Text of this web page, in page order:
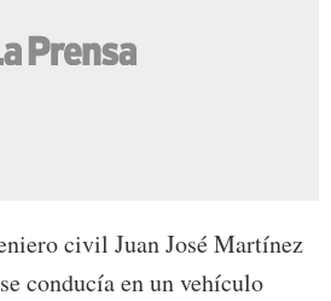
civil Juan José Martínez
conducía en un vehículo